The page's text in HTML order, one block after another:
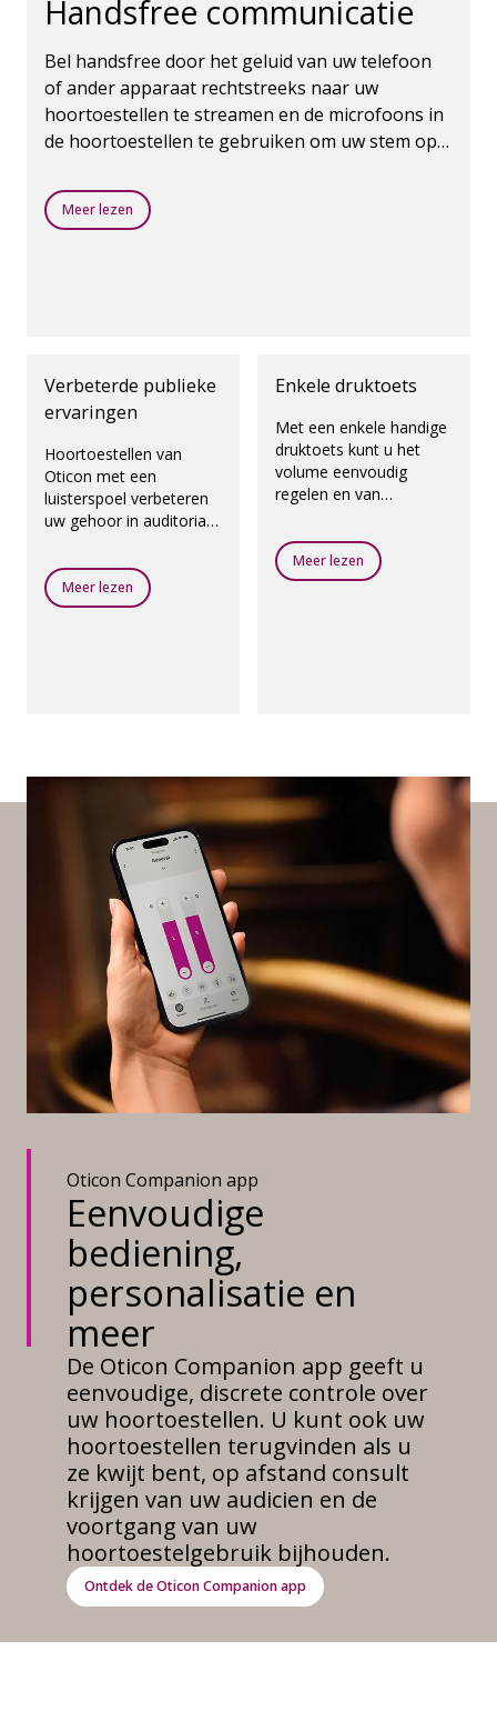
Handsfree communicatie
Bel handsfree door het geluid van uw telefoon
of ander apparaat rechtstreeks naar uw
hoortoestellen te streamen en de microfoons in
de hoortoestellen te gebruiken om uw stem op
Meer lezen
Verbeterde publieke
ervaringen
Hoortoestellen van
Oticon met een
luisterspoel verbeteren
uw gehoor in auditoria,
theaters, luchthavens en
andere openbare
plaatsen met een
Meer lezen
Enkele druktoets
Met een enkele handige
druktoets kunt u het
volume eenvoudig
regelen en van
Meer lezen
Oticon Companion app
Eenvoudige
bediening,
personalisatie en
meer
De Oticon Companion app geeft u
eenvoudige, discrete controle over
uw hoortoestellen. U kunt ook uw
hoortoestellen terugvinden als u
ze kwijt bent, op afstand consult
krijgen van uw audicien en de
voortgang van uw
hoortoestelgebruik bijhouden.
Ontdek de Oticon Companion app